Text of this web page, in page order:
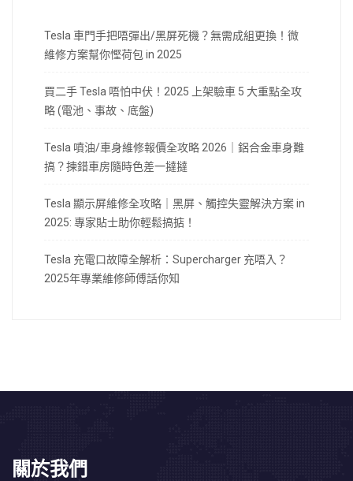
Tesla 車門手把唔彈出/黑屏死機？無需成組更換！微
維修方案幫你慳荷包 in 2025
買二手 Tesla 唔怕中伏！2025 上架驗車 5 大重點全攻
略 (電池、事故、底盤)
Tesla 噴油/車身維修報價全攻略 2026｜鋁合金車身難
搞？揀錯車房隨時色差一撻撻
Tesla 顯示屏維修全攻略｜黑屏、觸控失靈解決方案 in
2025: 專家貼士助你輕鬆搞掂！
Tesla 充電口故障全解析：Supercharger 充唔入？
2025年專業維修師傅話你知
關於我們